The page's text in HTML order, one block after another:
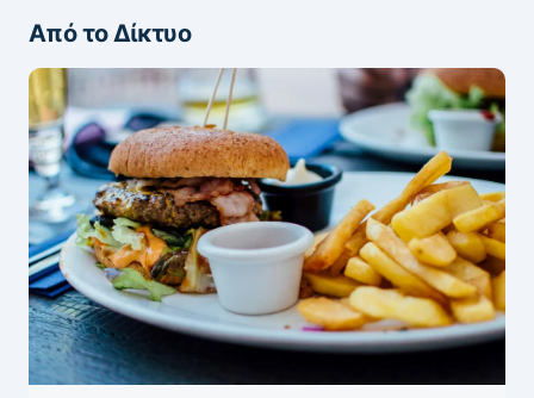
Από το Δίκτυο